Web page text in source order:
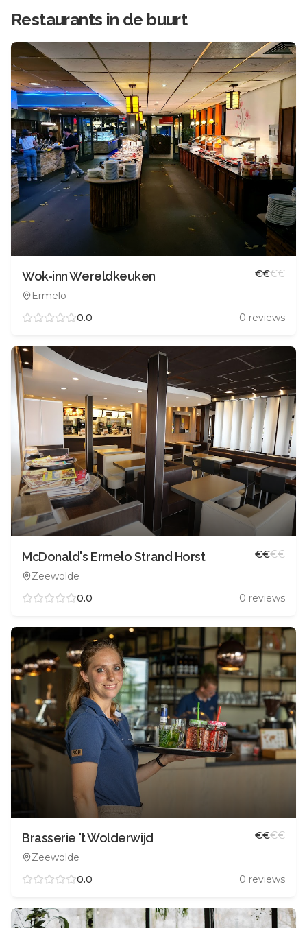
Restaurants in de buurt
Wok-inn Wereldkeuken
Ermelo
€€€€
0.0 0 reviews
McDonald's Ermelo Strand Horst
Zeewolde
€€€€
0.0 0 reviews
Brasserie 't Wolderwijd
Zeewolde
€€€€
0.0 0 reviews